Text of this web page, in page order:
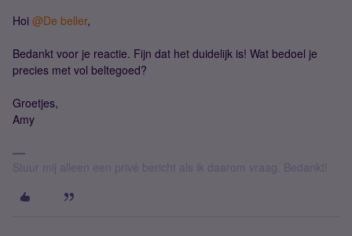
Hoi @De beller,
Bedankt voor je reactie. Fijn dat het duidelijk is! Wat bedoel je
precies met vol beltegoed?
Groetjes,
Amy
Stuur mij alleen een privé bericht als ik daarom vraag. Bedankt!